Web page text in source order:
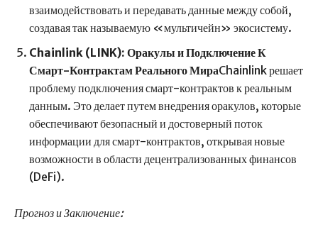
взаимодействовать и передавать данные между собой,
создавая так называемую «мультичейн» экосистему.
Chainlink (LINK): Оракулы и Подключение К
Смарт-Контрактам Реального МираChainlink решает
проблему подключения смарт-контрактов к реальным
данным. Это делает путем внедрения оракулов, которые
обеспечивают безопасный и достоверный поток
информации для смарт-контрактов, открывая новые
возможности в области децентрализованных финансов
(DeFi).
Прогноз и Заключение: